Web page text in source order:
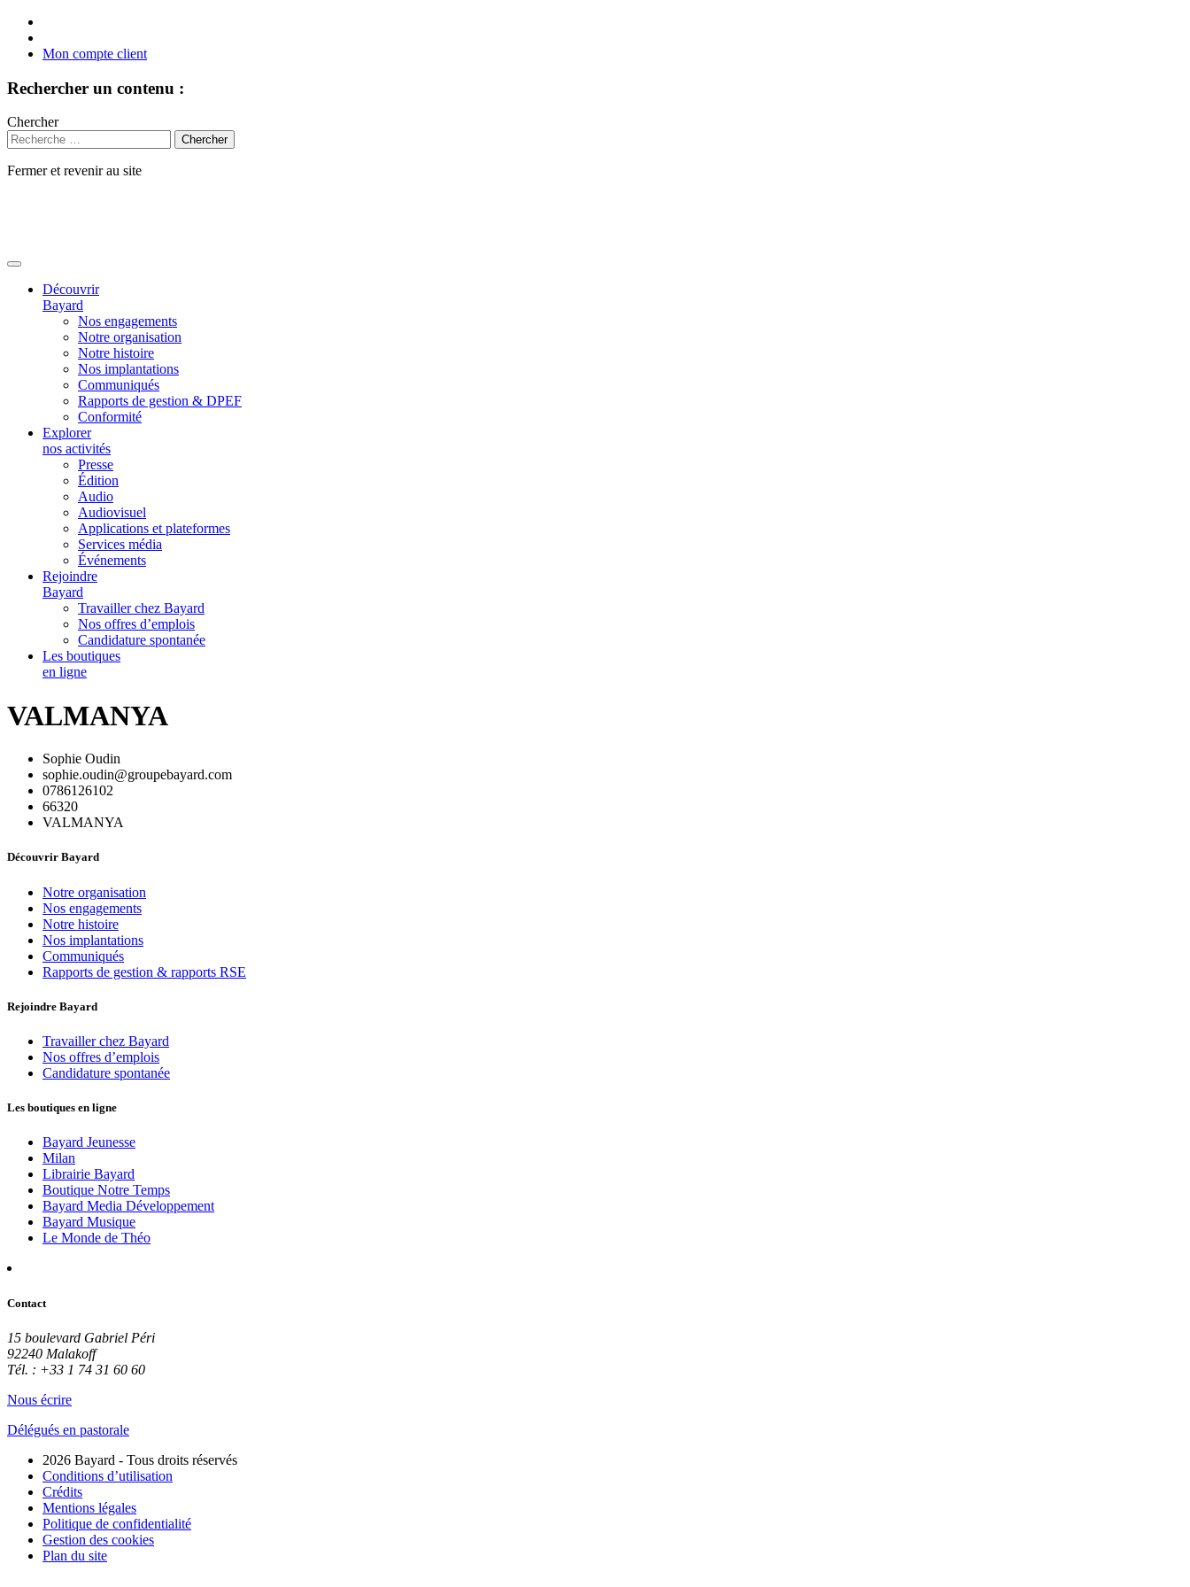
Mon compte client
Rechercher un contenu :
Chercher
Fermer et revenir au site
Découvrir
Bayard
Nos engagements
Notre organisation
Notre histoire
Nos implantations
Communiqués
Rapports de gestion & DPEF
Conformité
Explorer
nos activités
Presse
Édition
Audio
Audiovisuel
Applications et plateformes
Services média
Événements
Rejoindre
Bayard
Travailler chez Bayard
Nos offres d’emplois
Candidature spontanée
Les boutiques
en ligne
VALMANYA
Sophie Oudin
sophie.oudin@groupebayard.com
0786126102
66320
VALMANYA
Découvrir Bayard
Notre organisation
Nos engagements
Notre histoire
Nos implantations
Communiqués
Rapports de gestion & rapports RSE
Rejoindre Bayard
Travailler chez Bayard
Nos offres d’emplois
Candidature spontanée
Les boutiques en ligne
Bayard Jeunesse
Milan
Librairie Bayard
Boutique Notre Temps
Bayard Media Développement
Bayard Musique
Le Monde de Théo
Contact
15 boulevard Gabriel Péri
92240 Malakoff
Tél. : +33 1 74 31 60 60
Nous écrire
Délégués en pastorale
2026 Bayard - Tous droits réservés
Conditions d’utilisation
Crédits
Mentions légales
Politique de confidentialité
Gestion des cookies
Plan du site